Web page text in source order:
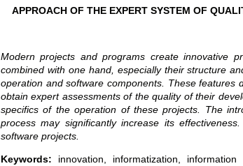
APPROACH OF THE EXPERT SYSTEM OF
Modern projects and programs create innovative
combined with one hand, especially their structure
operation and software components. These
obtain expert assessments of the quality of their
specifics of the operation of these projects. The
process may significantly increase its
software projects.
Keywords: innovation, informatization,